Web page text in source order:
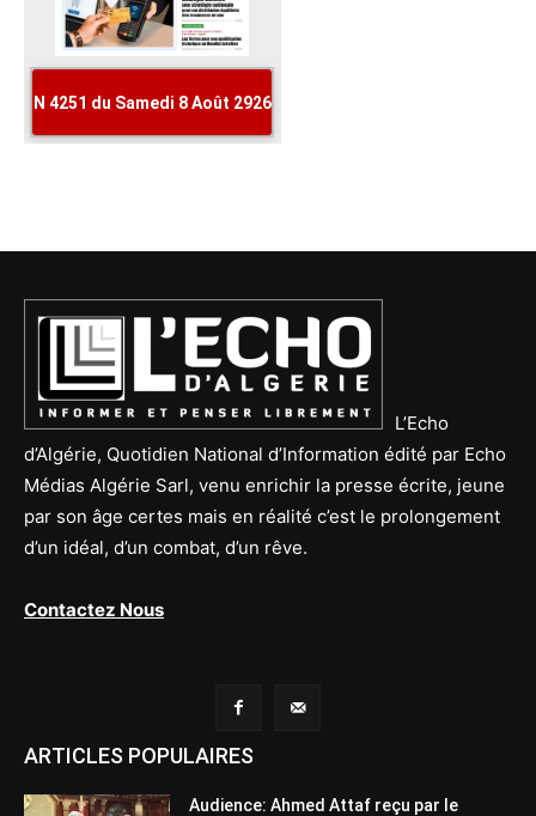
L’Echo
d’Algérie, Quotidien National d’Information édité par Echo
Médias Algérie Sarl, venu enrichir la presse écrite, jeune
par son âge certes mais en réalité c’est le prolongement
d’un idéal, d’un combat, d’un rêve.
Contactez Nous
ARTICLES POPULAIRES
Audience: Ahmed Attaf reçu par le